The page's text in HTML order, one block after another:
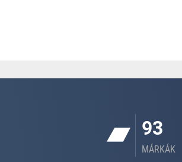
93
MÁRKÁK